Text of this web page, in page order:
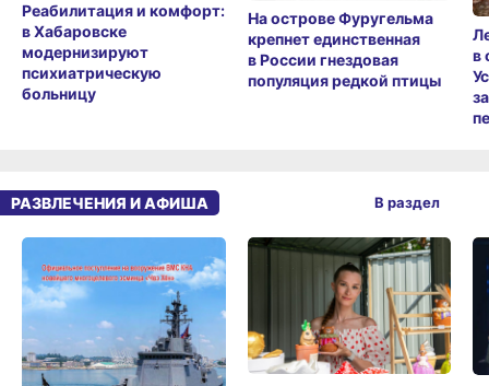
Реабилитация и комфорт:
в Хабаровске
модернизируют
психиатрическую
больницу
На острове Фуругельма
крепнет единственная
в России гнездовая
популяция редкой птицы
в
РАЗВЛЕЧЕНИЯ И АФИША В раздел